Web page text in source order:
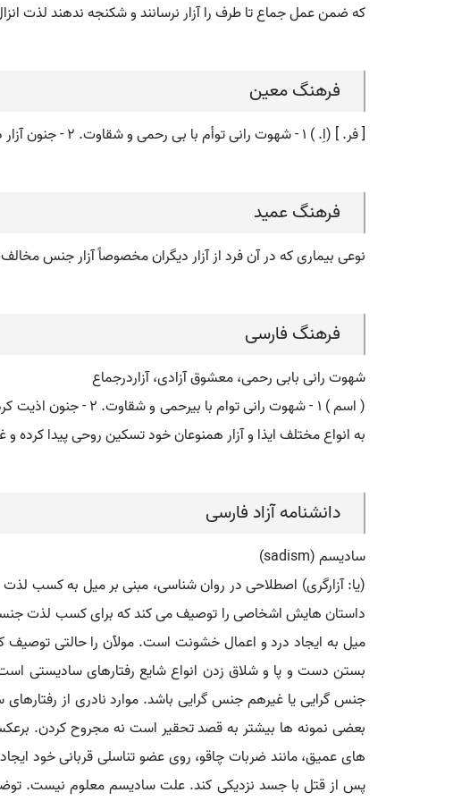
که ضمن عمل جماع تا طرف را آزار نرسانند و شکنجه ندهند لذت انزال
فرهنگ معین
[ فر. ] (اِ. ) ۱ - شهوت رانی توأم با بی رحمی و شقاوت. ۲ - جنون آزار دیگران، دگر آزاری (فره ).
فرهنگ عمید
نوعی بیماری که در آن فرد از آزار دیگران مخصوصاً آزار جنس
فرهنگ فارسی
شهوت رانی بابی رحمی، معشوق آزادی، آزاردرجماع
( اسم ) ۱ - شهوت
به انواع مختلف ایذا و آزار همنوعان خود تسکین روحی پیدا کرده و
دانشنامه آزاد فارسی
سادیسم (sadism)
(یا: آزارگری) اصطلاحی در روان شناسی، مبنی بر میل به کسب
داستان هایش اشخاصی را توصیف می کند که برای کسب لذت
میل به ایجاد درد و اعمال خشونت است. مولآن را حالتی
بستن دست و پا و شلاق زدن انواع شایع رفتارهای سادیستی
جنس گرایی یا غیرهم جنس گرایی باشد. موارد نادری از
بعضی نمونه ها بیشتر به قصد تحقیر است نه مجروح کردن.
های عمیق، مانند ضربات چاقو، روی عضو تناسلی قربانی خود
پس از قتل با جسد نزدیکی کند. علت سادیسم معلوم نیست.